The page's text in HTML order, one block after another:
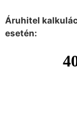
Áruhitel
esetén: